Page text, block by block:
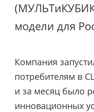
модели для
Компания
потребителям в
и за месяц было
инновационных